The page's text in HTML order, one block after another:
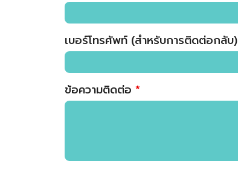
เบอร์โทรศัพท์ (สำหรับการติดต่อกลับ)
ข้อความติดต่อ *